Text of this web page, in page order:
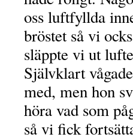
oss luftfyllda
bröstet så vi
släppte vi ut
Självklart
med, men hon
höra vad som
så vi fick